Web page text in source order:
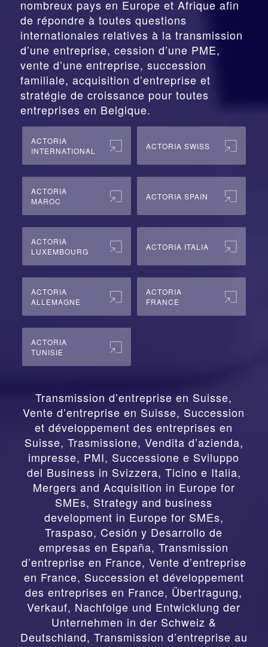
nombreux pays en Europe et Afrique afin
de répondre à toutes questions
internationales relatives à la transmission
d’une entreprise, cession d’une PME,
vente d’une entreprise, succession
familiale, acquisition d’entreprise et
stratégie de croissance pour toutes
entreprises en Belgique.
ACTORIA
INTERNATIONAL
ACTORIA SWISS
ACTORIA
MAROC
ACTORIA SPAIN
ACTORIA
LUXEMBOURG
ACTORIA ITALIA
ACTORIA
ALLEMAGNE
ACTORIA
FRANCE
ACTORIA
TUNISIE
Transmission d’entreprise en Suisse,
Vente d’entreprise en Suisse, Succession
et développement des entreprises en
Suisse, Trasmissione, Vendita d’azienda,
impresse, PMI, Successione e Sviluppo
del Business in Svizzera, Ticino e Italia,
Mergers and Acquisition in Europe for
SMEs, Strategy and business
development in Europe for SMEs,
Traspaso, Cesión y Desarrollo de
empresas en España,Transmission
d’entreprise en France, Vente d’entreprise
en France, Succession et développement
des entreprises en France, Übertragung,
Verkauf, Nachfolge und Entwicklung der
Unternehmen in der Schweiz &
Deutschland, Transmission d’entreprise au